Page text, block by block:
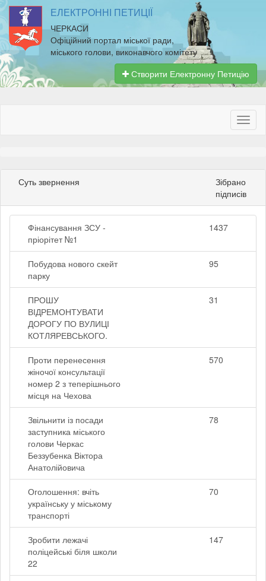
ЕЛЕКТРОННІ ПЕТИЦІЇ
ЧЕРКАСИ
Офіційний портал міської ради,
міського голови, виконавчого комітету
Створити Електронну Петицію
Суть звернення
Зібрано
підписів
Фінансування ЗСУ -
пріорітет №1
1437
Побудова нового скейт
парку
95
ПРОШУ
ВІДРЕМОНТУВАТИ
ДОРОГУ ПО ВУЛИЦІ
КОТЛЯРЕВСЬКОГО.
31
Проти перенесення
жіночої консультації
номер 2 з теперішнього
місця на Чехова
570
Звільнити із посади
заступника міського
голови Черкас
Беззубенка Віктора
Анатолійовича
78
Оголошення: вчіть
українську у міському
транспорті
70
Зробити лежачі
поліцейські біля школи
22
147